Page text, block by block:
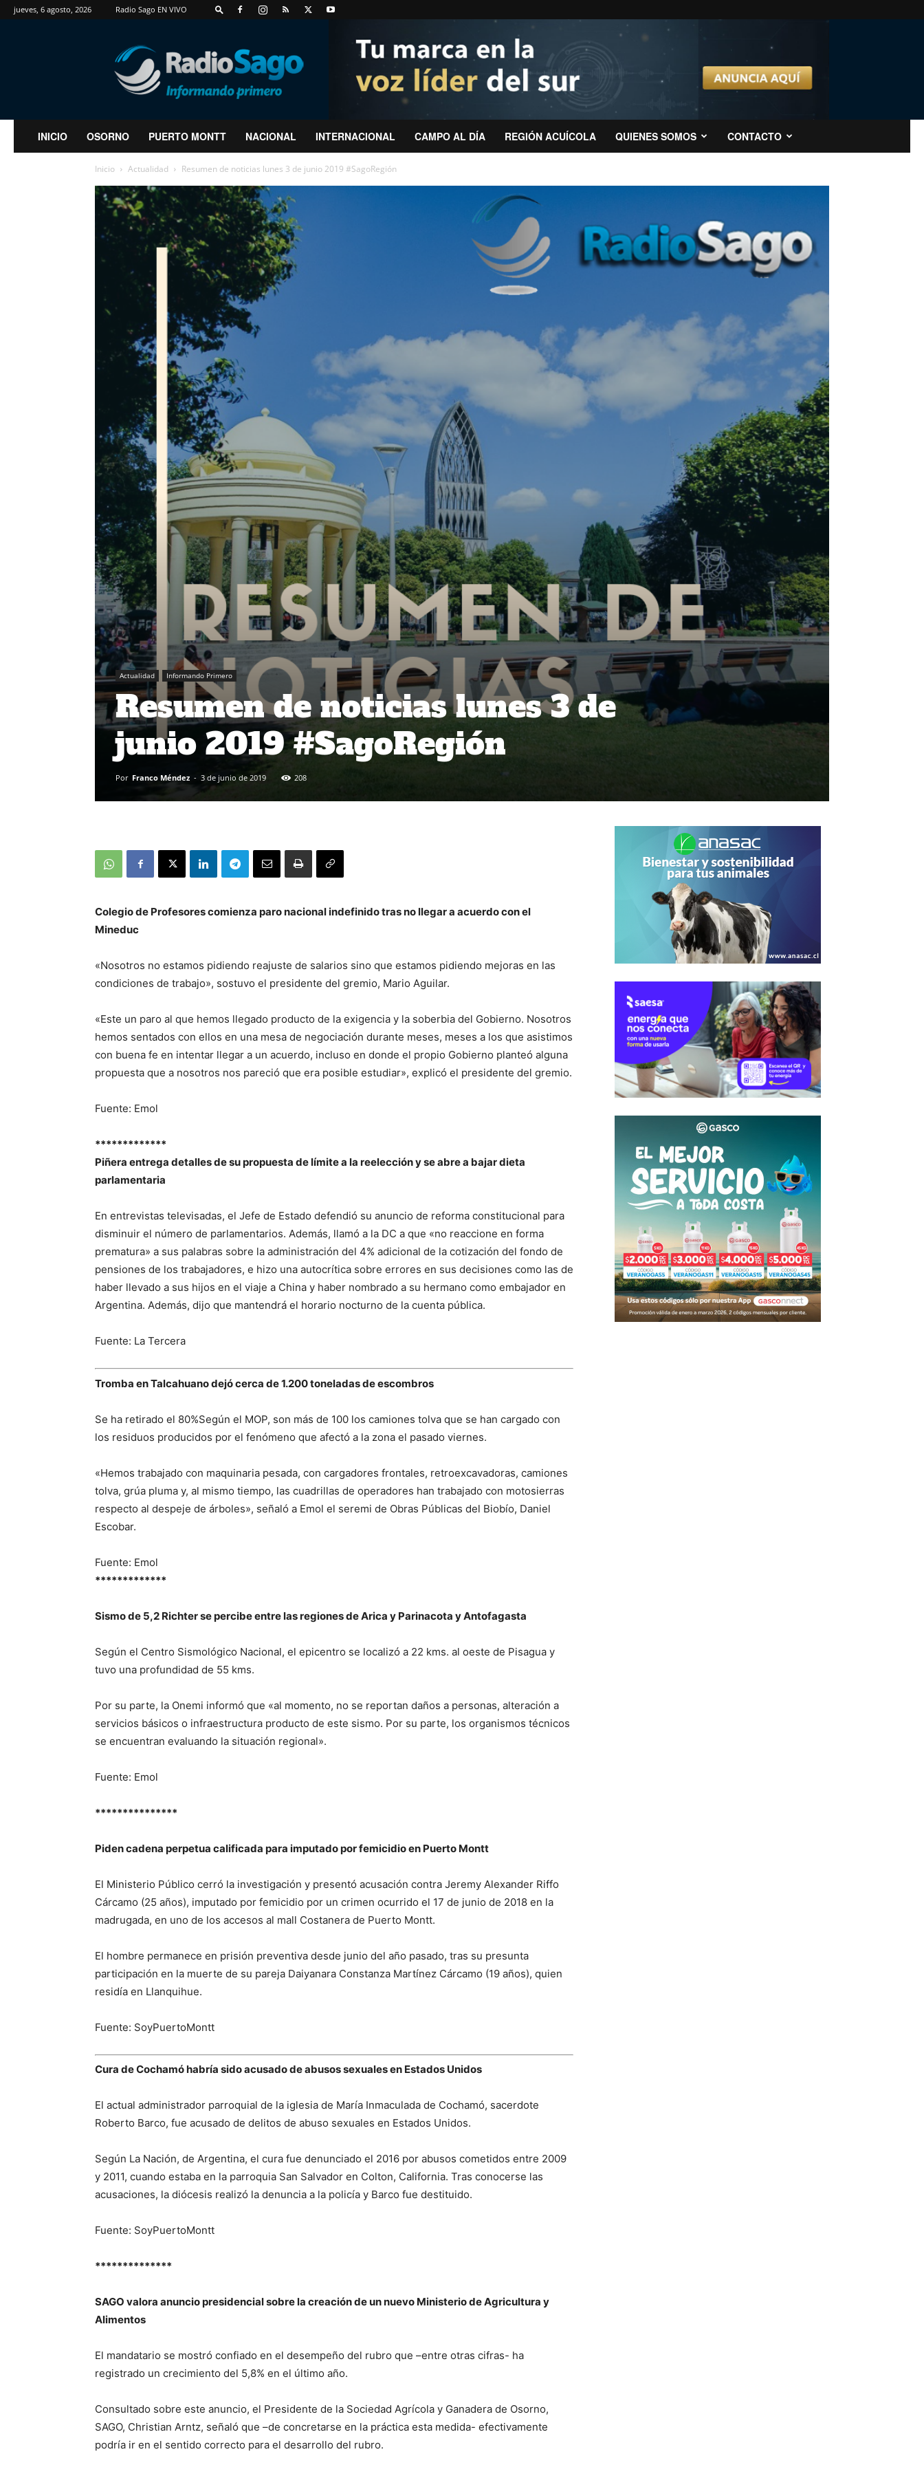
jueves, 6 agosto, 2026 Radio Sago EN VIVO
RadioSago
INICIO OSORNO PUERTO MONTT NACIONAL INTERNACIONAL CAMPO AL DÍA REGIÓN ACUÍCOLA QUIENES SOMOS CONTACTO
Inicio Actualidad Resumen de noticias lunes 3 de junio 2019 #SagoRegión
Actualidad Informando Primero
Resumen de noticias lunes 3 de
junio 2019 #SagoRegión
Por Franco Méndez - 3 de junio de 2019 208
Colegio de Profesores comienza paro nacional indefinido tras no llegar a acuerdo con el
Mineduc
«Nosotros no estamos pidiendo reajuste de salarios sino que estamos pidiendo mejoras en las
condiciones de trabajo», sostuvo el presidente del gremio, Mario Aguilar.
«Este un paro al que hemos llegado producto de la exigencia y la soberbia del Gobierno. Nosotros
hemos sentados con ellos en una mesa de negociación durante meses, meses a los que asistimos
con buena fe en intentar llegar a un acuerdo, incluso en donde el propio Gobierno planteó alguna
propuesta que a nosotros nos pareció que era posible estudiar», explicó el presidente del gremio.
Fuente: Emol
*************
Piñera entrega detalles de su propuesta de límite a la reelección y se abre a bajar dieta
parlamentaria
En entrevistas televisadas, el Jefe de Estado defendió su anuncio de reforma constitucional para
disminuir el número de parlamentarios. Además, llamó a la DC a que «no reaccione en forma
prematura» a sus palabras sobre la administración del 4% adicional de la cotización del fondo de
pensiones de los trabajadores, e hizo una autocrítica sobre errores en sus decisiones como las de
haber llevado a sus hijos en el viaje a China y haber nombrado a su hermano como embajador en
Argentina. Además, dijo que mantendrá el horario nocturno de la cuenta pública.
Fuente: La Tercera
Tromba en Talcahuano dejó cerca de 1.200 toneladas de escombros
Se ha retirado el 80%Según el MOP, son más de 100 los camiones tolva que se han cargado con
los residuos producidos por el fenómeno que afectó a la zona el pasado viernes.
«Hemos trabajado con maquinaria pesada, con cargadores frontales, retroexcavadoras, camiones
tolva, grúa pluma y, al mismo tiempo, las cuadrillas de operadores han trabajado con motosierras
respecto al despeje de árboles», señaló a Emol el seremi de Obras Públicas del Biobío, Daniel
Escobar.
Fuente: Emol
*************
Sismo de 5,2 Richter se percibe entre las regiones de Arica y Parinacota y Antofagasta
Según el Centro Sismológico Nacional, el epicentro se localizó a 22 kms. al oeste de Pisagua y
tuvo una profundidad de 55 kms.
Por su parte, la Onemi informó que «al momento, no se reportan daños a personas, alteración a
servicios básicos o infraestructura producto de este sismo. Por su parte, los organismos técnicos
se encuentran evaluando la situación regional».
Fuente: Emol
***************
Piden cadena perpetua calificada para imputado por femicidio en Puerto Montt
El Ministerio Público cerró la investigación y presentó acusación contra Jeremy Alexander Riffo
Cárcamo (25 años), imputado por femicidio por un crimen ocurrido el 17 de junio de 2018 en la
madrugada, en uno de los accesos al mall Costanera de Puerto Montt.
El hombre permanece en prisión preventiva desde junio del año pasado, tras su presunta
participación en la muerte de su pareja Daiyanara Constanza Martínez Cárcamo (19 años), quien
residía en Llanquihue.
Fuente: SoyPuertoMontt
Cura de Cochamó habría sido acusado de abusos sexuales en Estados Unidos
El actual administrador parroquial de la iglesia de María Inmaculada de Cochamó, sacerdote
Roberto Barco, fue acusado de delitos de abuso sexuales en Estados Unidos.
Según La Nación, de Argentina, el cura fue denunciado el 2016 por abusos cometidos entre 2009
y 2011, cuando estaba en la parroquia San Salvador en Colton, California. Tras conocerse las
acusaciones, la diócesis realizó la denuncia a la policía y Barco fue destituido.
Fuente: SoyPuertoMontt
**************
SAGO valora anuncio presidencial sobre la creación de un nuevo Ministerio de Agricultura y
Alimentos
El mandatario se mostró confiado en el desempeño del rubro que –entre otras cifras- ha
registrado un crecimiento del 5,8% en el último año.
Consultado sobre este anuncio, el Presidente de la Sociedad Agrícola y Ganadera de Osorno,
SAGO, Christian Arntz, señaló que –de concretarse en la práctica esta medida- efectivamente
podría ir en el sentido correcto para el desarrollo del rubro.